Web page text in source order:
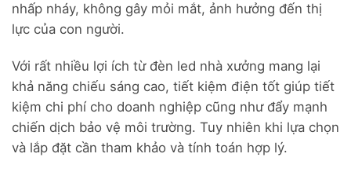
nhấp nháy, không gây mỏi mắt, ảnh hưởng đến thị
lực của con người.
Với rất nhiều lợi ích từ đèn led nhà xưởng mang lại
khả năng chiếu sáng cao, tiết kiệm điện tốt giúp tiết
kiệm chi phí cho doanh nghiệp cũng như đẩy mạnh
chiến dịch bảo vệ môi trường. Tuy nhiên khi lựa chọn
và lắp đặt cần tham khảo và tính toán hợp lý.